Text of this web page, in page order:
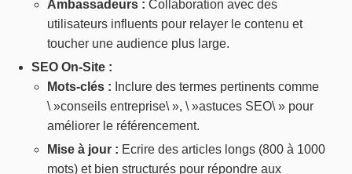
Ambassadeurs : Collaboration avec des
utilisateurs influents pour relayer le contenu et
toucher une audience plus large.
SEO On-Site :
Mots-clés : Inclure des termes pertinents comme
\ »conseils entreprise\ », \ »astuces SEO\ » pour
améliorer le référencement.
Mise à jour : Ecrire des articles longs (800 à 1000
mots) et bien structurés pour répondre aux